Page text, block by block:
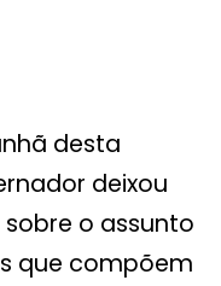
desta
deixou
o assunto
que compõem